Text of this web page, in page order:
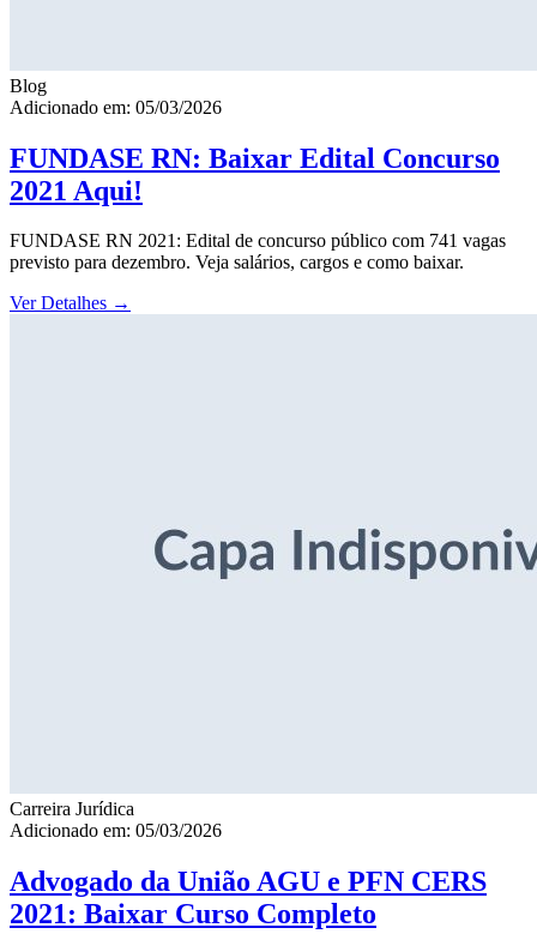
Blog
Adicionado em: 05/03/2026
FUNDASE RN: Baixar Edital Concurso
2021 Aqui!
FUNDASE RN 2021: Edital de concurso público com 741 vagas
previsto para dezembro. Veja salários, cargos e como baixar.
Ver Detalhes →
Carreira Jurídica
Adicionado em: 05/03/2026
Advogado da União AGU e PFN CERS
2021: Baixar Curso Completo